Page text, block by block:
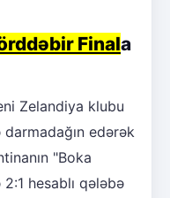
Finala
Zelandiya klubu
edərək
"Boka
hesablı qələbə